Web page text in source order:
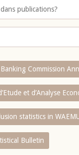
Banking Commission
et d’Analyse
statistics in
Bulletin